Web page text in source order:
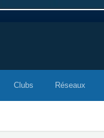
Clubs Réseaux